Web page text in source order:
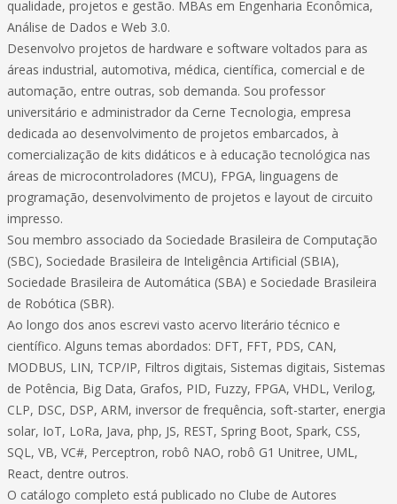
qualidade, projetos e gestão. MBAs em Engenharia Econômica,
Análise de Dados e Web 3.0.
Desenvolvo projetos de hardware e software voltados para as
áreas industrial, automotiva, médica, científica, comercial e de
automação, entre outras, sob demanda. Sou professor
universitário e administrador da Cerne Tecnologia, empresa
dedicada ao desenvolvimento de projetos embarcados, à
comercialização de kits didáticos e à educação tecnológica nas
áreas de microcontroladores (MCU), FPGA, linguagens de
programação, desenvolvimento de projetos e layout de circuito
impresso.
Sou membro associado da Sociedade Brasileira de Computação
(SBC), Sociedade Brasileira de Inteligência Artificial (SBIA),
Sociedade Brasileira de Automática (SBA) e Sociedade Brasileira
de Robótica (SBR).
Ao longo dos anos escrevi vasto acervo literário técnico e
científico. Alguns temas abordados: DFT, FFT, PDS, CAN,
MODBUS, LIN, TCP/IP, Filtros digitais, Sistemas digitais, Sistemas
de Potência, Big Data, Grafos, PID, Fuzzy, FPGA, VHDL, Verilog,
CLP, DSC, DSP, ARM, inversor de frequência, soft-starter, energia
solar, IoT, LoRa, Java, php, JS, REST, Spring Boot, Spark, CSS,
SQL, VB, VC#, Perceptron, robô NAO, robô G1 Unitree, UML,
React, dentre outros.
O catálogo completo está publicado no Clube de Autores